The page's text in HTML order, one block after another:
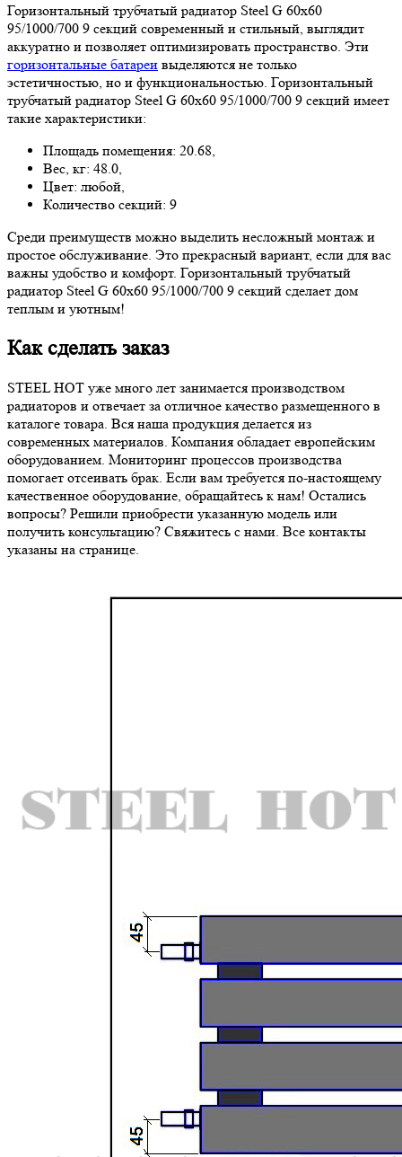
Горизонтальный трубчатый радиатор Steel G 60х60
95/1000/700 9 секций современный и стильный, выглядит
аккуратно и позволяет оптимизировать пространство. Эти
горизонтальные батареи выделяются не только
эстетичностью, но и функциональностью. Горизонтальный
трубчатый радиатор Steel G 60х60 95/1000/700 9 секций имеет
такие характеристики:
Площадь помещения: 20.68,
Вес, кг: 48.0,
Цвет: любой,
Количество секций: 9
Среди преимуществ можно выделить несложный монтаж и
простое обслуживание. Это прекрасный вариант, если для вас
важны удобство и комфорт. Горизонтальный трубчатый
радиатор Steel G 60х60 95/1000/700 9 секций сделает дом
теплым и уютным!
Как сделать заказ
STEEL HOT уже много лет занимается производством
радиаторов и отвечает за отличное качество размещенного в
каталоге товара. Вся наша продукция делается из
современных материалов. Компания обладает европейским
оборудованием. Мониторинг процессов производства
помогает отсеивать брак. Если вам требуется по-настоящему
качественное оборудование, обращайтесь к нам! Остались
вопросы? Решили приобрести указанную модель или
получить консультацию? Свяжитесь с нами. Все контакты
указаны на странице.